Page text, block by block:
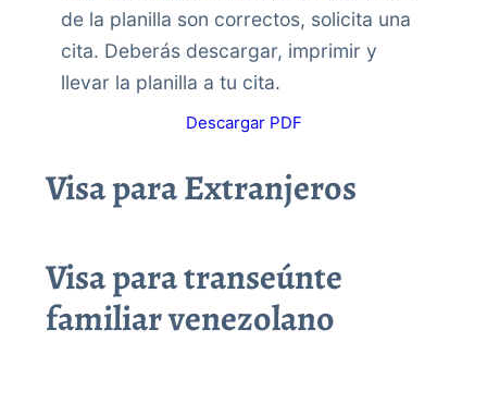
de la planilla son correctos, solicita una
cita. Deberás descargar, imprimir y
llevar la planilla a tu cita.
Descargar PDF
Visa para Extranjeros
Visa para transeúnte
familiar venezolano